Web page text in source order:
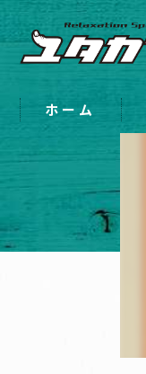
ホーム